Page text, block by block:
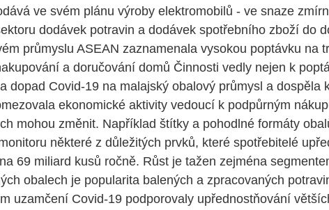
ve svém plánu výroby elektromobilů - ve snaze
dodávek potravin a dodávek spotřebního zboží do
průmyslu ASEAN zaznamenala vysokou poptávku na
a doručování domů Činnosti vedly nejen k
Covid-19 na malajský obalový průmysl a dospěla
ekonomické aktivity vedoucí k podpůrným
mohou změnit. Například štítky a pohodlné formáty
některé z důležitých prvků, které spotřebitelé
69 miliard kusů ročně. Růst je tažen zejména
obalech je popularita balených a zpracovaných
uzamčení Covid-19 podporovaly upřednostňování